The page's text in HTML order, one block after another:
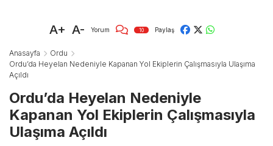
A+ A- Yorum 10 Paylaş
Anasayfa
Ordu
Ordu’da Heyelan Nedeniyle Kapanan Yol Ekiplerin Çalışmasıyla Ulaşıma
Açıldı
Ordu’da Heyelan Nedeniyle
Kapanan Yol Ekiplerin Çalışmasıyla
Ulaşıma Açıldı